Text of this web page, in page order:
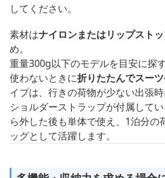
してください。
素材はナイロンまたはリップスト
め。
重量300g以下のモデルを目安に探
使わないときに折りたたんでスー
イプは、行きの荷物が少ない出張時
ショルダーストラップが付属して
ら外した後も単体で使え、1泊分の
ッグとして活躍します。